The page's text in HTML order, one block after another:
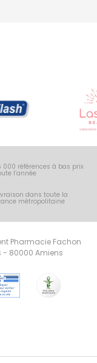
000 références à bas prix
l’année
dans toute la
métropolitaine
Pharmacie Fachon
- 80000 Amiens